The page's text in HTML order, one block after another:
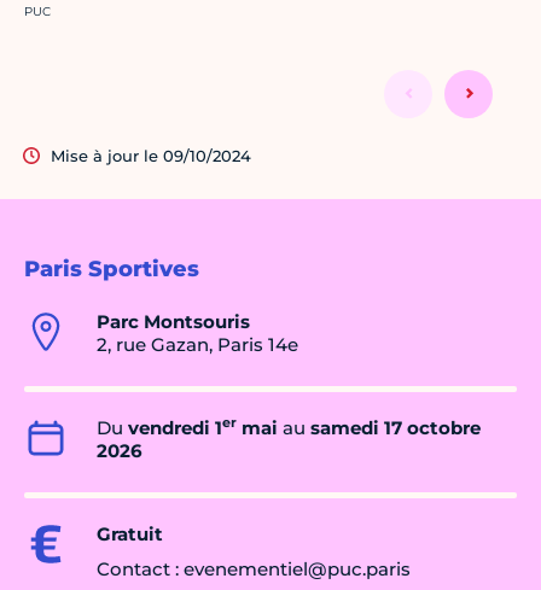
Paris Sportives
Parc Montsouris
2, rue Gazan, Paris 14e
Du vendredi 1er mai au samedi 17 octobre
2026
Gratuit
Contact : evenementiel@puc.paris
Crédit photo :
PUC
Mise à jour le 09/10/2024